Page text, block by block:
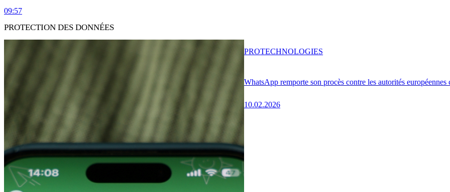
09:57
PROTECTION DES DONNÉES
WhatsApp remporte son procès contre les autorités européennes
10.02.2026
PROTECHNOLOGIES